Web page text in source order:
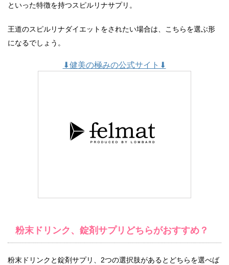
といった特徴を持つスピルリナサプリ。
王道のスピルリナダイエットをされたい場合は、こちらを選ぶ形
になるでしょう。
⬇︎健美の極みの公式サイト⬇︎
粉末ドリンク、錠剤サプリどちらがおすすめ？
粉末ドリンクと錠剤サプリ、2つの選択肢があるとどちらを選べば